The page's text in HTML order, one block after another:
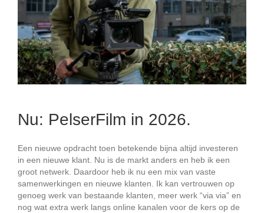
Nu: PelserFilm in 2026.
Een nieuwe opdracht toen betekende bijna altijd investeren
in een nieuwe klant. Nu is de markt anders en heb ik een
groot netwerk. Daardoor heb ik nu een mix van vaste
samenwerkingen en nieuwe klanten. Ik kan vertrouwen op
genoeg werk van bestaande klanten, meer werk “via via” en
nog wat extra werk langs online kanalen voor de kers op de